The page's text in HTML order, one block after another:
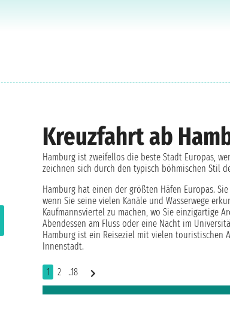
Kreuzfahrt ab
Hamburg ist zweifellos die beste Stadt Europas,
zeichnen sich durch den typisch böhmischen Stil
Hamburg hat einen der größten Häfen Europas.
wenn Sie seine vielen Kanäle und Wasserwege
Kaufmannsviertel zu machen, wo Sie einzigartige
Abendessen am Fluss oder eine Nacht im
Hamburg ist ein Reiseziel mit vielen touristischen
Innenstadt.
1 2 ..18